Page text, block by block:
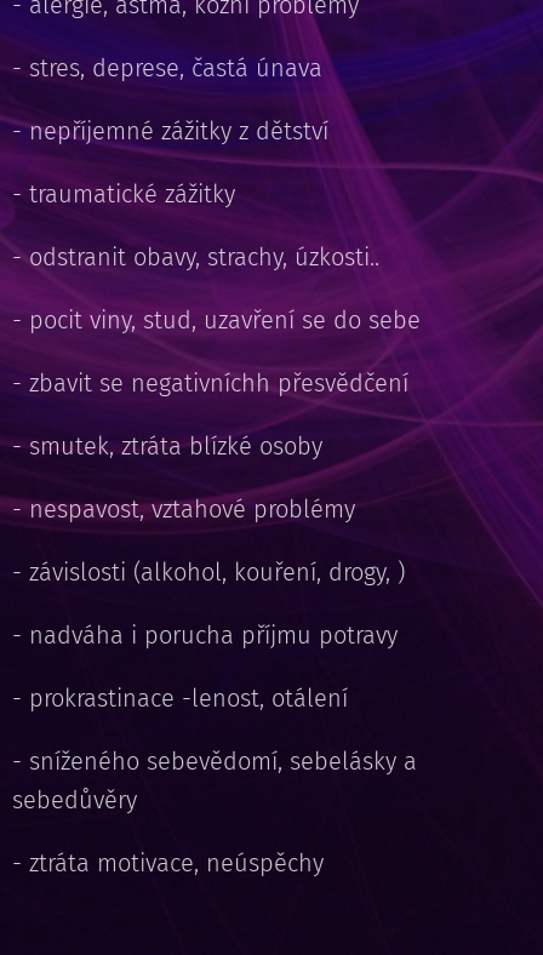
- stres, deprese, častá únava
- nepříjemné zážitky z dětství
- traumatické zážitky
- odstranit obavy, strachy, úzkosti..
- pocit viny, stud, uzavření se do sebe
- zbavit se negativníchh přesvědčení
- smutek, ztráta blízké osoby
- nespavost, vztahové problémy
- závislosti (alkohol, kouření, drogy, )
- nadváha i porucha příjmu potravy
- prokrastinace -lenost, otálení
- sníženého sebevědomí, sebelásky a
sebedůvěry
- ztráta motivace, neúspěchy